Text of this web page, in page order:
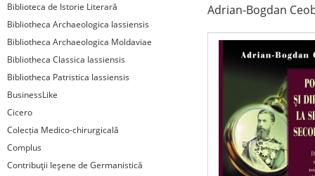
Biblioteca de Istorie Literară
Bibliotheca Archaeologica Iassiensis
Bibliotheca Archaeologica Moldaviae
Bibliotheca Classica Iassiensis
Bibliotheca Patristica Iassiensis
BusinessLike
Cicero
Colecția Medico-chirurgicală
Complus
Contribuţii Ieşene de Germanistică
Adrian-Bogdan